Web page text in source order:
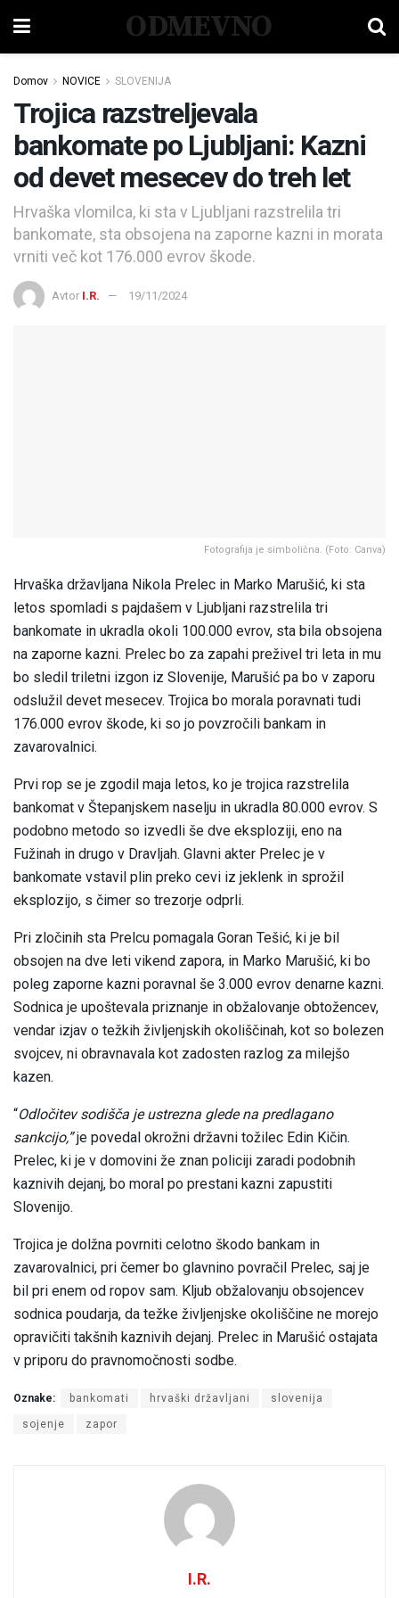
ODMEVNO
Domov NOVICE SLOVENIJA
Trojica razstreljevala
bankomate po Ljubljani: Kazni
od devet mesecev do treh let
Hrvaška vlomilca, ki sta v Ljubljani razstrelila tri
bankomate, sta obsojena na zaporne kazni in morata
vrniti več kot 176.000 evrov škode.
Avtor I.R. 19/11/2024
Fotografija je simbolična. (Foto: Canva)
Hrvaška državljana Nikola Prelec in Marko Marušić, ki sta
letos spomladi s pajdašem v Ljubljani razstrelila tri
bankomate in ukradla okoli 100.000 evrov, sta bila obsojena
na zaporne kazni. Prelec bo za zapahi preživel tri leta in mu
bo sledil triletni izgon iz Slovenije, Marušić pa bo v zaporu
odslužil devet mesecev. Trojica bo morala poravnati tudi
176.000 evrov škode, ki so jo povzročili bankam in
zavarovalnici.
Prvi rop se je zgodil maja letos, ko je trojica razstrelila
bankomat v Štepanjskem naselju in ukradla 80.000 evrov. S
podobno metodo so izvedli še dve eksploziji, eno na
Fužinah in drugo v Dravljah. Glavni akter Prelec je v
bankomate vstavil plin preko cevi iz jeklenk in sprožil
eksplozijo, s čimer so trezorje odprli.
Pri zločinih sta Prelcu pomagala Goran Tešić, ki je bil
obsojen na dve leti vikend zapora, in Marko Marušić, ki bo
poleg zaporne kazni poravnal še 3.000 evrov denarne kazni.
Sodnica je upoštevala priznanje in obžalovanje obtožencev,
vendar izjav o težkih življenjskih okoliščinah, kot so bolezen
svojcev, ni obravnavala kot zadosten razlog za milejšo
kazen.
“Odločitev sodišča je ustrezna glede na predlagano
sankcijo,”je povedal okrožni državni tožilec Edin Kičin.
Prelec, ki je v domovini že znan policiji zaradi podobnih
kaznivih dejanj, bo moral po prestani kazni zapustiti
Slovenijo.
Trojica je dolžna povrniti celotno škodo bankam in
zavarovalnici, pri čemer bo glavnino povračil Prelec, saj je
bil pri enem od ropov sam. Kljub obžalovanju obsojencev
sodnica poudarja, da težke življenjske okoliščine ne morejo
opravičiti takšnih kaznivih dejanj. Prelec in Marušić ostajata
v priporu do pravnomočnosti sodbe.
Oznake: bankomati hrvaški državljani slovenija
sojenje zapor
I.R.